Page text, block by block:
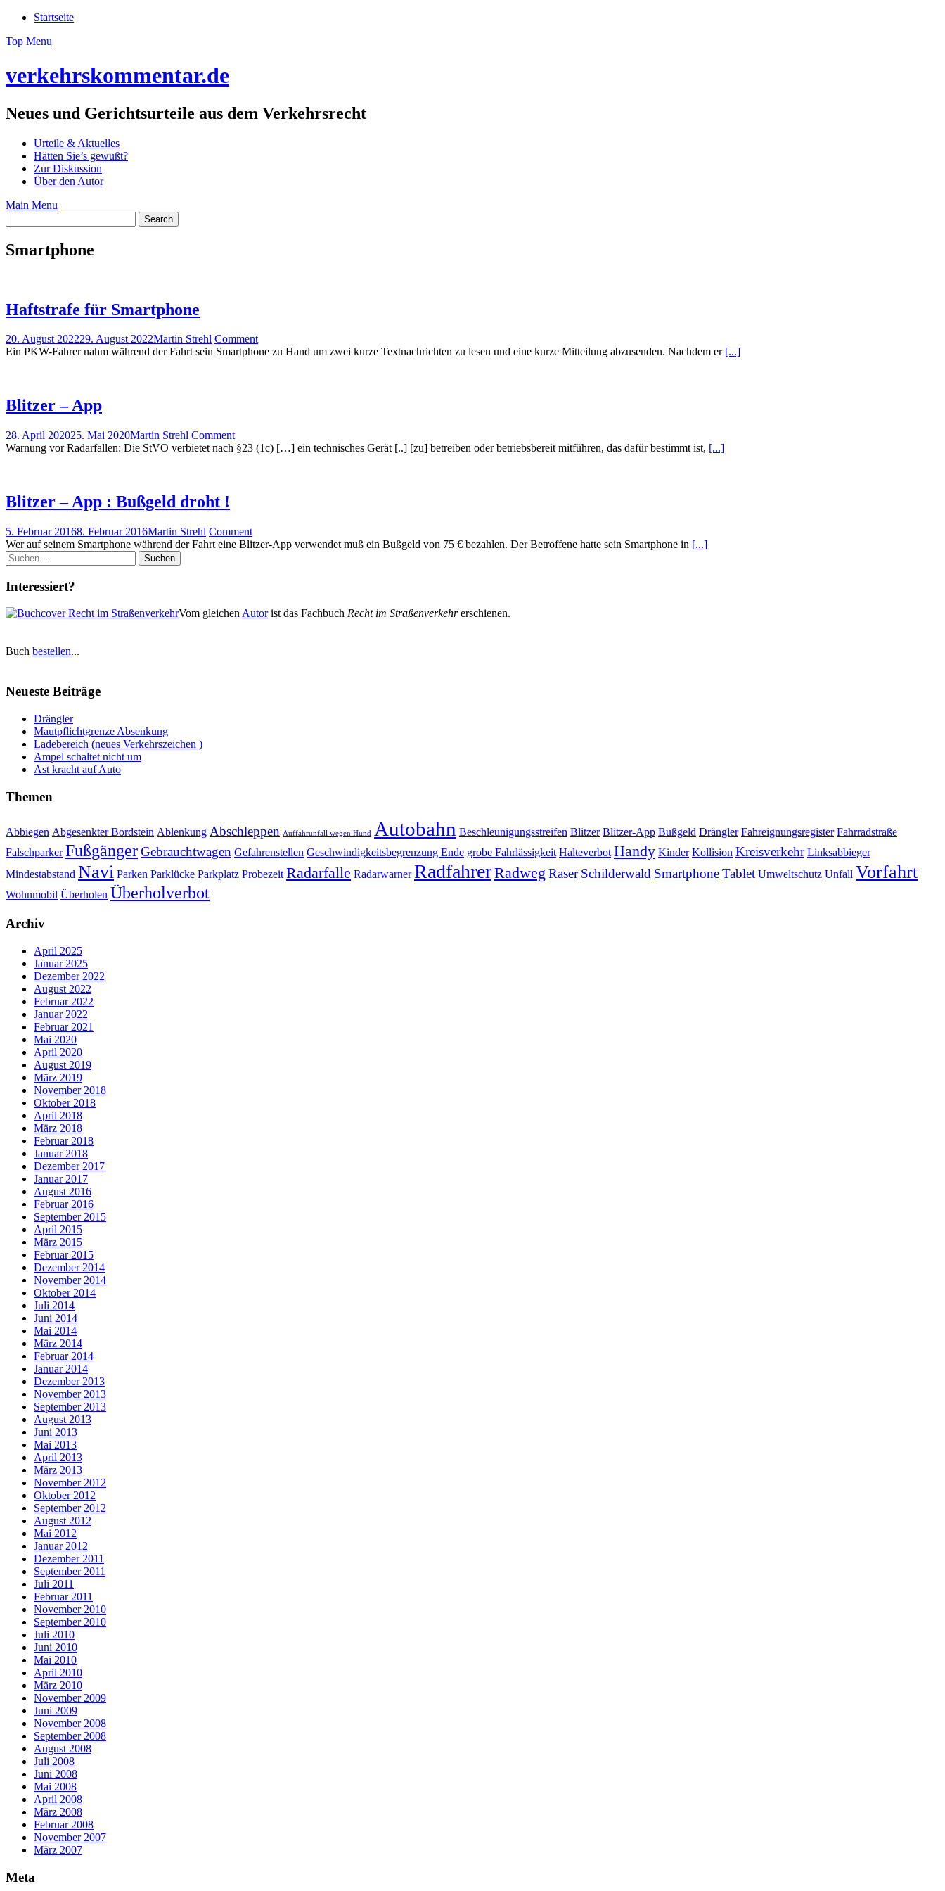
Skip
content
Startseite
Top Menu
verkehrskommentar.de
Neues und Gerichtsurteile aus dem Verkehrsrecht
Urteile & Aktuelles
Hätten Sie’s gewußt?
Zur Diskussion
Über den Autor
Main Menu
Smartphone
Haftstrafe für Smartphone
20. August 202229. August 2022Martin Strehl Comment
Ein PKW-Fahrer nahm während der Fahrt sein Smartphone zu Hand um zwei kurze Textnachrichten zu lesen und eine kurze Mitteilung abzusenden. Nachdem er [...]
Blitzer – App
28. April 202025. Mai 2020Martin Strehl Comment
Warnung vor Radarfallen: Die StVO verbietet nach §23 (1c) […] ein technisches Gerät [..] [zu] betreiben oder betriebsbereit mitführen, das dafür bestimmt ist, [...]
Blitzer – App : Bußgeld droht !
5. Februar 20168. Februar 2016Martin Strehl Comment
Wer auf seinem Smartphone während der Fahrt eine Blitzer-App verwendet muß ein Bußgeld von 75 € bezahlen. Der Betroffene hatte sein Smartphone in [...]
Suchen
nach:
Interessiert?
Vom gleichenAutorist das Fachbuch Recht im Straßenverkehrerschienen.
Buch bestellen...
Neueste Beiträge
Drängler
Mautpflichtgrenze Absenkung
Ladebereich (neues Verkehrszeichen )
Ampel schaltet nicht um
Ast kracht auf Auto
Themen
Abbiegen Abgesenkter Bordstein Ablenkung Abschleppen Auffahrunfall wegen Hund Autobahn Beschleunigungsstreifen Blitzer Blitzer-App Bußgeld Drängler Fahreignungsregister Fahrradstraße
Falschparker FußgängerGebrauchtwagen Gefahrenstellen Geschwindigkeitsbegrenzung Ende grobe Fahrlässigkeit Halteverbot Handy Kinder Kollision Kreisverkehr Linksabbieger
Mindestabstand Navi Parken Parklücke Parkplatz Probezeit Radarfalle Radarwarner RadfahrerRadweg Raser Schilderwald SmartphoneTablet Umweltschutz Unfall Vorfahrt
Wohnmobil Überholen Überholverbot
Archiv
April 2025
Januar 2025
Dezember 2022
August 2022
Februar 2022
Januar 2022
Februar 2021
Mai 2020
April 2020
August 2019
März 2019
November 2018
Oktober 2018
April 2018
März 2018
Februar 2018
Januar 2018
Dezember 2017
Januar 2017
August 2016
Februar 2016
September 2015
April 2015
März 2015
Februar 2015
Dezember 2014
November 2014
Oktober 2014
Juli 2014
Juni 2014
Mai 2014
März 2014
Februar 2014
Januar 2014
Dezember 2013
November 2013
September 2013
August 2013
Juni 2013
Mai 2013
April 2013
März 2013
November 2012
Oktober 2012
September 2012
August 2012
Mai 2012
Januar 2012
Dezember 2011
September 2011
Juli 2011
Februar 2011
November 2010
September 2010
Juli 2010
Juni 2010
Mai 2010
April 2010
März 2010
November 2009
Juni 2009
November 2008
September 2008
August 2008
Juli 2008
Juni 2008
Mai 2008
April 2008
März 2008
Februar 2008
November 2007
März 2007
Meta